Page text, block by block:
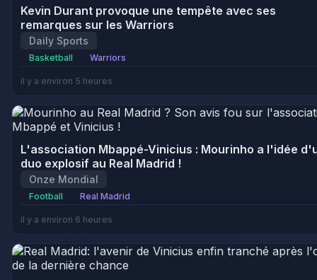
Kevin Durant provoque une tempête avec ses
remarques sur les Warriors
Daily Sports
Basketball Warriors
il y a environ 5 heures
L'association Mbappé-Vinicius : Mourinho a l'idée
duo explosif au Real Madrid !
Onze Mondial
Football Real Madrid
il y a environ 6 heures